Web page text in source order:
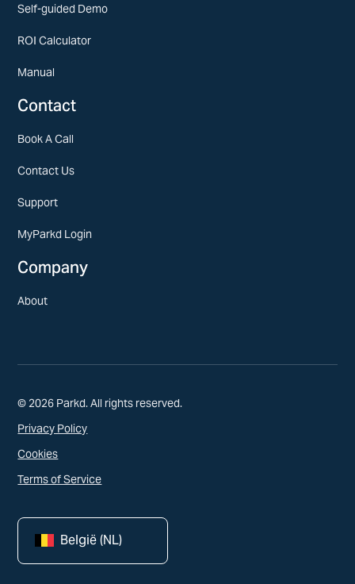
Self-guided Demo
ROI Calculator
Manual
Contact
Book A Call
Contact Us
Support
MyParkd Login
Company
About
© 2026 Parkd. All rights reserved.
Privacy Policy
Cookies
Terms of Service
België (NL)